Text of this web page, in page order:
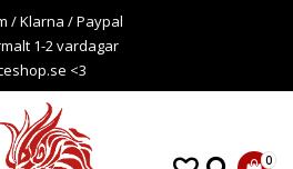
/ Klarna / Paypal
1-2 vardagar
<3
0